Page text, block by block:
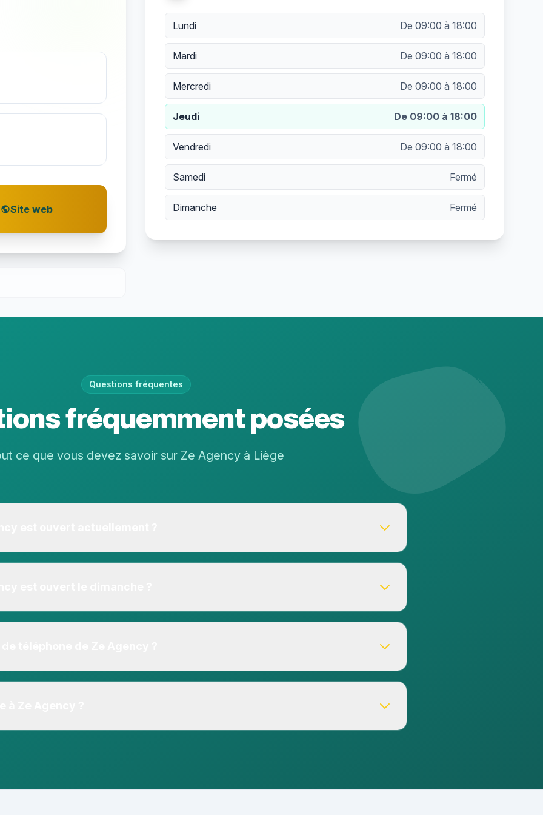
publicSite web
Lundi De 09:00 à 18:00
Mardi De 09:00 à 18:00
Mercredi De 09:00 à 18:00
Jeudi De 09:00 à 18:00
Vendredi De 09:00 à 18:00
Samedi Fermé
Dimanche Fermé
Questions fréquentes
fréquemment posées
ce que vous devez savoir sur Ze Agency à Liège
ouvert. Nous vous invitons à consulter les horaires d'ouverture ci-dessus pour plus
le dimanche. Consultez nos horaires d'ouverture pour les autres jours de la
au+32474695738.